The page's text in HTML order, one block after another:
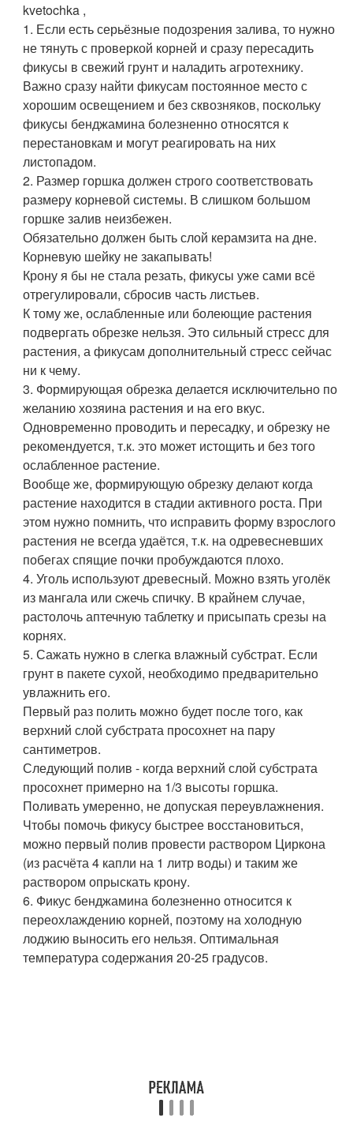
kvetochka ,
1. Если есть серьёзные подозрения залива, то нужно
не тянуть с проверкой корней и сразу пересадить
фикусы в свежий грунт и наладить агротехнику.
Важно сразу найти фикусам постоянное место с
хорошим освещением и без сквозняков, поскольку
фикусы бенджамина болезненно относятся к
перестановкам и могут реагировать на них
листопадом.
2. Размер горшка должен строго соответствовать
размеру корневой системы. В слишком большом
горшке залив неизбежен.
Обязательно должен быть слой керамзита на дне.
Корневую шейку не закапывать!
Крону я бы не стала резать, фикусы уже сами всё
отрегулировали, сбросив часть листьев.
К тому же, ослабленные или болеющие растения
подвергать обрезке нельзя. Это сильный стресс для
растения, а фикусам дополнительный стресс сейчас
ни к чему.
3. Формирующая обрезка делается исключительно по
желанию хозяина растения и на его вкус.
Одновременно проводить и пересадку, и обрезку не
рекомендуется, т.к. это может истощить и без того
ослабленное растение.
Вообще же, формирующую обрезку делают когда
растение находится в стадии активного роста. При
этом нужно помнить, что исправить форму взрослого
растения не всегда удаётся, т.к. на одревесневших
побегах спящие почки пробуждаются плохо.
4. Уголь используют древесный. Можно взять уголёк
из мангала или сжечь спичку. В крайнем случае,
растолочь аптечную таблетку и присыпать срезы на
корнях.
5. Сажать нужно в слегка влажный субстрат. Если
грунт в пакете сухой, необходимо предварительно
увлажнить его.
Первый раз полить можно будет после того, как
верхний слой субстрата просохнет на пару
сантиметров.
Следующий полив - когда верхний слой субстрата
просохнет примерно на 1/3 высоты горшка.
Поливать умеренно, не допуская переувлажнения.
Чтобы помочь фикусу быстрее восстановиться,
можно первый полив провести раствором Циркона
(из расчёта 4 капли на 1 литр воды) и таким же
раствором опрыскать крону.
6. Фикус бенджамина болезненно относится к
переохлаждению корней, поэтому на холодную
лоджию выносить его нельзя. Оптимальная
температура содержания 20-25 градусов.